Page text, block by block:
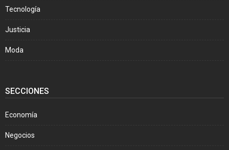
Tecnología
Justicia
Moda
SECCIONES
Economía
Negocios